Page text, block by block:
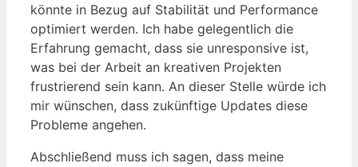
könnte in Bezug auf Stabilität und Performance
optimiert werden. Ich habe gelegentlich die
Erfahrung gemacht, dass sie unresponsive ist,
was bei der Arbeit an kreativen Projekten
frustrierend sein kann. An dieser Stelle würde ich
mir wünschen, dass zukünftige Updates diese
Probleme angehen.
Abschließend muss ich sagen, dass meine